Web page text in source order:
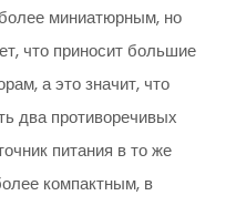
миниатюрным, но
что приносит большие
а это значит, что
два противоречивых
питания в то же
компактным, в